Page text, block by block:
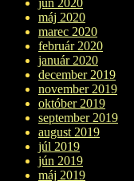
jún 2020
máj 2020
marec 2020
február 2020
január 2020
december 2019
november 2019
október 2019
september 2019
august 2019
júl 2019
jún 2019
máj 2019